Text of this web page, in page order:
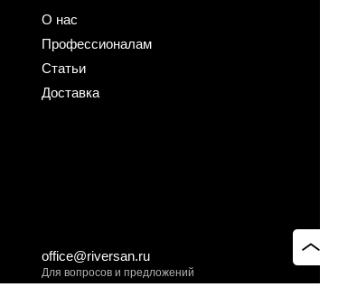
О нас
Профессионалам
Статьи
Доставка
office@riversan.ru
Для вопросов и предложений